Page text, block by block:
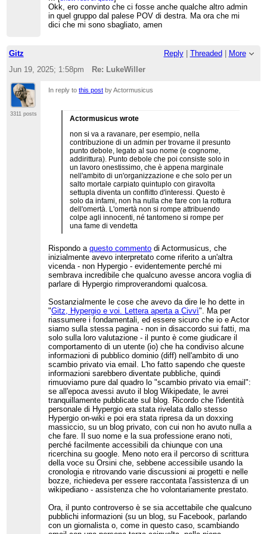
"strumento di
condivisione ", pieno
zeppo di wikilove? Se lo
arbitro) che questa cosa
va benissimo, perché
non generalizzare
quest'abitudine? O forse
possono fare solo gli
buona idea scriverlo su
su
WP:AMMINISTRATORI
("i sysop e gli altri utenti
con diritti di accesso
privilegiati possono
creare gruppi telematici
chiusi e selezionati per
discutere liberamente
tra loro di questioni
interne
all'enciclopedia"). Bella
linea guida, eh?
altrove e quant'altro, la
penso esattamente
come Mtarch11, del
"), che inoltre
stigmatizza lo "sfogo"
di Actormusicus. E'
interessante perché
riservati "
eccetera ...chissà!
Mtarch se degli utenti
non-admin si
facessero una mailing
list? Ad esempio una
mailing list "Ucraina",
per gli utenti
interessati alla guerra
in Ucraina (ma solo gli
utenti giusti, eh,
perché il gruppo è
chiuso e riservato) o
una mailing list
mailing list
"Wikipedate": dopo
tutto, su questo blog ci
sono almeno una
decina di utenti attivi
su it.wiki, e molti la
pensano allo stesso
modo su tante
questioni - perché non
ci facciamo una
mailing list anche noi,
eh? Uno "strumento di
condivisione ", pieno
zeppo di wikilove? Se
lo dicono due
admin/CU (di cui uno
è anche arbitro) che
questa cosa va
benissimo, perché non
generalizzare
quest'abitudine? O
forse è una cosa che
possono fare solo gli
utenti flaggati? Beh, in
tal caso, sarebbe una
buona idea scriverlo
su una linea guida, ad
es. su
WP:AMMINISTRATORI
("i sysop e gli altri
accesso privilegiati
possono creare gruppi
telematici chiusi e
Ma perché, scusa, credi che non
drappello scalcagnato e residuo
fasciowikipediani, che hanno avuto
addirittura un admin (eletto col mio
solo voto contrario e in seguito
deflaggato), non comunichino fuori
da Wikipedia? Wikipedia è tutta un
colabrodo.
Ho capito benissimo di quale amministratore
stai parlando... ma solo lui di tutto quel gruppo
... [show rest of quote]
Okk, ero convinto che ci fosse anche qualche altro admin
in quel gruppo dal palese POV di destra. Ma ora che mi
dici che mi sono sbagliato, amen
Gitz Reply| Threaded
More
Jun 19, 2025; 1:58pm
Re: LukeWiller
3311 posts
In reply tothis post by Actormusicus
Actormusicus wrote
non si va a ravanare, per esempio, nella
contribuzione di un admin per trovarne il presunto
punto debole, legato al suo nome (e cognome,
addirittura). Punto debole che poi consiste solo in
un lavoro onestissimo, che è appena marginale
nell'ambito di un'organizzazione e che solo per un
salto mortale carpiato quintuplo con giravolta
settupla diventa un conflitto d'interessi. Questo è
solo da infami, non ha nulla che fare con la rottura
dell'omertà. L'omertà non si rompe attribuendo
colpe agli innocenti, né tantomeno si rompe per
una fame di vendetta
Rispondo aquesto commento di Actormusicus, che
inizialmente avevo interpretato come riferito a un'altra
vicenda - non Hypergio - evidentemente perché mi
sembrava incredibile che qualcuno avesse ancora voglia di
parlare di Hypergio rimproverandomi qualcosa.
Sostanzialmente le cose che avevo da dire le ho dette in
"Gitz, Hypergio e voi. Lettera aperta a Civvì". Ma per
riassumere i fondamentali, ed essere sicuro che io e Actor
siamo sulla stessa pagina - non in disaccordo sui fatti, ma
solo sulla loro valutazione - il punto è come giudicare il
comportamento di un utente (io) che ha condiviso alcune
informazioni di pubblico dominio (diff) nell'ambito di uno
scambio privato via email. L'ho fatto sapendo che queste
informazioni sarebbero diventate pubbliche, quindi
rimuoviamo pure dal quadro lo "scambio privato via email":
se all'epoca avessi avuto il blog Wikipedate, le avrei
tranquillamente pubblicate sul blog. Ricordo che l'identità
personale di Hypergio era stata rivelata dallo stesso
Hypergio on-wiki e poi era stata ripresa da un doxxing
massiccio, su un blog privato, con cui non ho avuto nulla a
che fare. Il suo nome e la sua professione erano noti,
perché facilmente accessibili da chiunque con una
ricerchina su google. Meno noto era il percorso di scrittura
della voce su Orsini che, sebbene accessibile usando la
cronologia e ritrovando varie discussioni ai progetti e nelle
bozze, richiedeva per essere raccontata l'assistenza di un
wikipediano - assistenza che ho volontariamente prestato.
Ora, il punto controverso è se sia accettabile che qualcuno
pubblichi informazioni (su un blog, su Facebook, parlando
con un giornalista o, come in questo caso, scambiando